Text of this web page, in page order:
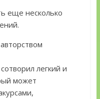
еще несколько
легкий и
может